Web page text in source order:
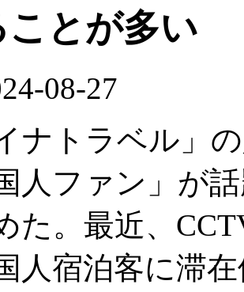
ことが多い
08-27
ナトラベル」
人ファン」が
た。最近、
人宿泊客に滞